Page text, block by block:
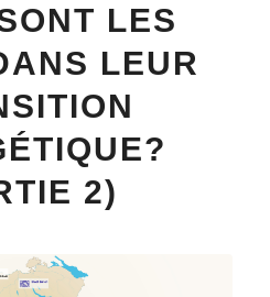
LES
LEUR
2)